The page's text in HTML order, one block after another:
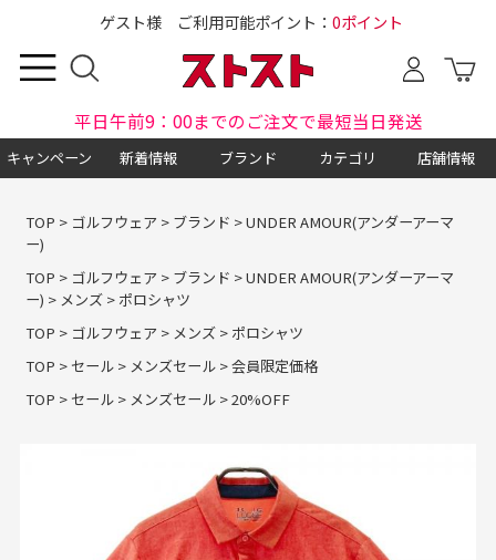
ゲスト様 ご利用可能ポイント： 0ポイント
平日午前9：00までのご注文で最短当日発送
キャンペーン 新着情報 ブランド カテゴリ 店舗情報
TOP > ゴルフウェア > ブランド >UNDER AMOUR(アンダーアーマ
ー)
TOP > ゴルフウェア > ブランド >UNDER AMOUR(アンダーアーマ
ー) > メンズ> ポロシャツ
TOP > ゴルフウェア > メンズ> ポロシャツ
TOP > セール> メンズセール>会員限定価格
TOP > セール> メンズセール>20%OFF